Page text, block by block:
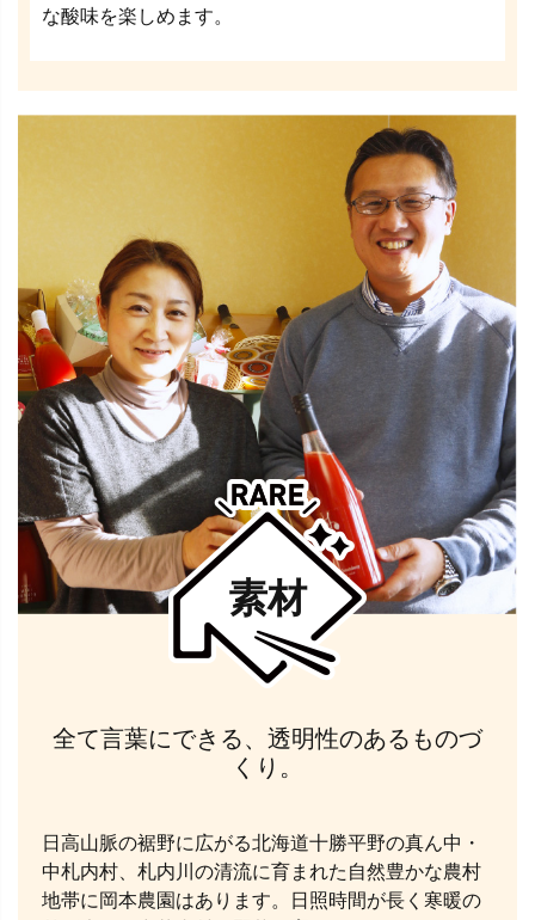
な酸味を楽しめます。
素材
全て言葉にできる、透明性のあるものづ
くり。
日高山脈の裾野に広がる北海道十勝平野の真ん中・
中札内村、札内川の清流に育まれた自然豊かな農村
地帯に岡本農園はあります。日照時間が長く寒暖の